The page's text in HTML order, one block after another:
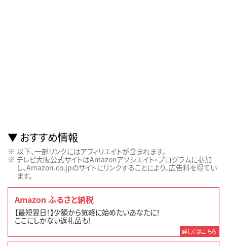
おすすめ情報
以下、一部リンクにはアフィリエイトが含まれます。
テレビ大阪公式サイトはAmazonアソシエイト・プログラムに参加
し、Amazon.co.jpのサイトにリンクすることにより、広告料を得てい
ます。
Amazon ふるさと納税
【最短翌日！】少額から気軽に始めたいあなたに！
ここにしかない返礼品も！
詳しくはこちら